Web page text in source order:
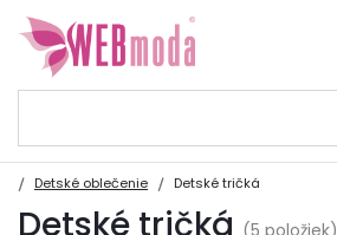
Detské oblečenie Detské tričká
Detské tričká (5 položiek)